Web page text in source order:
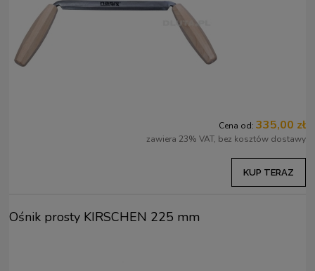
Cena od: 335,00 zł
zawiera 23% VAT, bez kosztów dostawy
KUP TERAZ
Ośnik prosty KIRSCHEN 225 mm